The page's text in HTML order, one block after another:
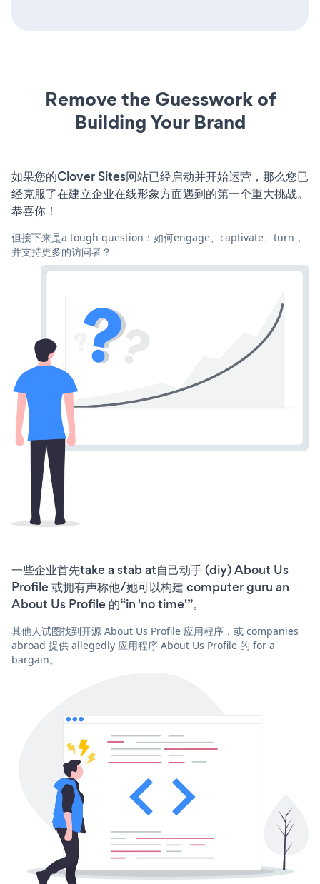
Remove the Guesswork of
Building Your Brand
如果您的Clover Sites网站已经启动并开始运营，那么您已
经克服了在建立企业在线形象方面遇到的第一个重大挑战。
恭喜你！
但接下来是a tough question：如何engage、captivate、turn，
并支持更多的访问者？
一些企业首先take a stab at自己动手 (diy) About Us
Profile 或拥有声称他/她可以构建 computer guru an
About Us Profile 的“in 'no time'”。
其他人试图找到开源 About Us Profile 应用程序，或 companies
abroad 提供 allegedly 应用程序 About Us Profile 的 for a
bargain。